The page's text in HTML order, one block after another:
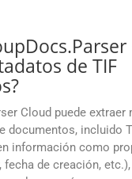
de TIF
Cloud puede extraer
documentos, incluido
información como
de creación,